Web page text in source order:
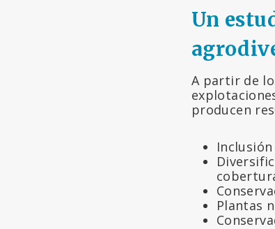
Un
A partir de
producen
Plantas